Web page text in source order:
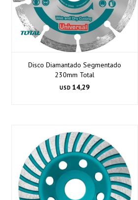
Disco Diamantado Segmentado
230mm Total
USD 14,29